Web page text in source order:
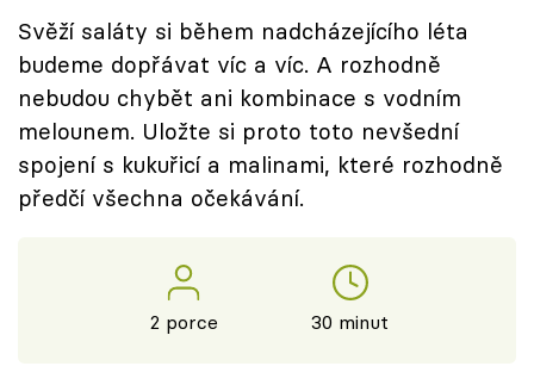
Sledujte prima+
Přihlášení
Sledujte nás
Svěží saláty si během nadcházejícího léta
budeme dopřávat víc a víc. A rozhodně
nebudou chybět ani kombinace s vodním
melounem. Uložte si proto toto nevšední
spojení s kukuřicí a malinami, které rozhodně
předčí všechna očekávání.
2 porce 30 minut